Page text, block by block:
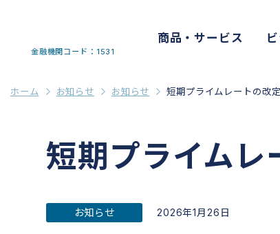
金融機関コード：1531
商品・サービス
ホーム お知らせ お知らせ 短期プライムレートの改
短期プライムレ
お知らせ 2026年1月26日